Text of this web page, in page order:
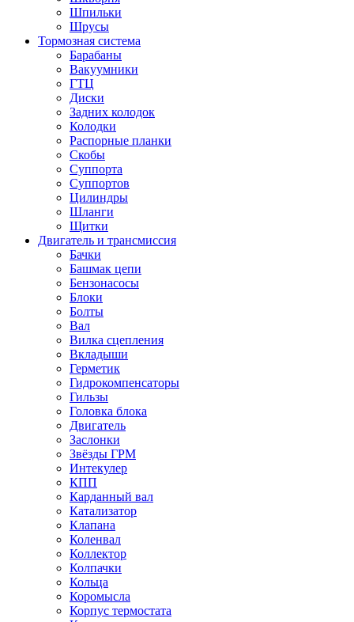
Шпильки
Шрусы
Тормозная система
Барабаны
Вакуумники
ГТЦ
Диски
Задних колодок
Колодки
Распорные планки
Скобы
Суппорта
Суппортов
Цилиндры
Шланги
Щитки
Двигатель и трансмиссия
Бачки
Башмак цепи
Бензонасосы
Блоки
Болты
Вал
Вилка сцепления
Вкладыши
Герметик
Гидрокомпенсаторы
Гильзы
Головка блока
Двигатель
Заслонки
Звёзды ГРМ
Интекулер
КПП
Карданный вал
Катализатор
Клапана
Коленвал
Коллектор
Колпачки
Кольца
Коромысла
Корпус термостата